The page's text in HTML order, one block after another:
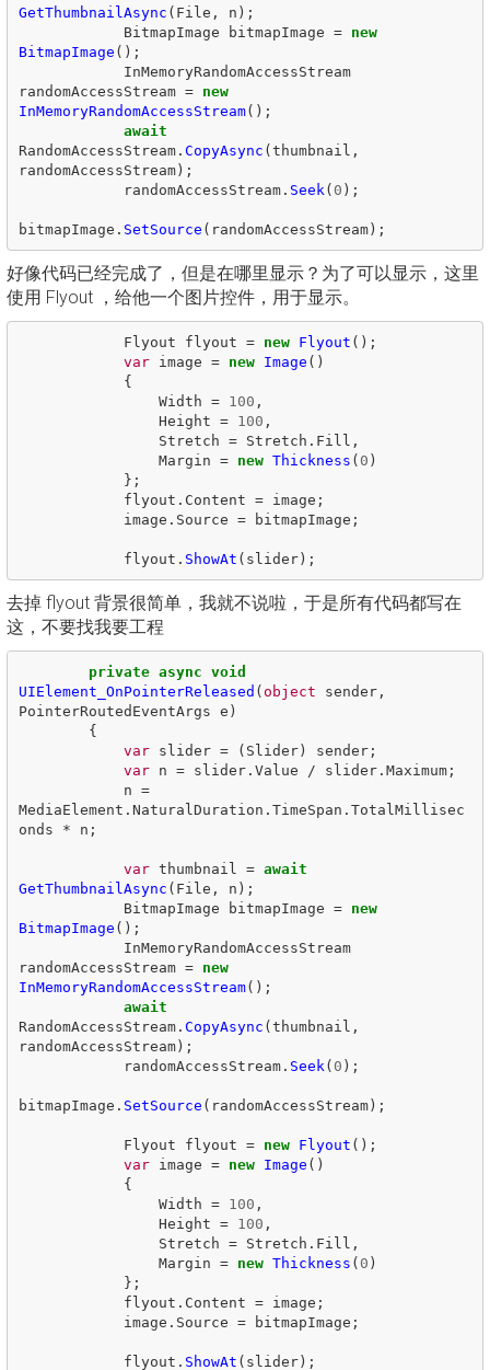
GetThumbnailAsync ( File , n );
BitmapImage
bitmapImage =
new
BitmapImage ();
InMemoryRandomAccessStream
randomAccessStream =
new
InMemoryRandomAccessStream();
await
RandomAccessStream. CopyAsync ( thumbnail ,
randomAccessStream);
randomAccessStream. Seek ( 0 );
bitmapImage . SetSource ( randomAccessStream);
好像代码已经完成了，但是在哪里显示？为了可以显示，这里
使用 Flyout ，给他一个图片控件，用于显示。
Flyout flyout = new Flyout ();
var
image = new Image ()
{
Width = 100 ,
Height = 100 ,
Stretch = Stretch . Fill ,
Margin = new Thickness ( 0 )
};
flyout . Content = image ;
image . Source = bitmapImage ;
flyout . ShowAt ( slider);
去掉 flyout 背景很简单，我就不说啦，于是所有代码都写在
这，不要找我要工程
private async void
UIElement_OnPointerReleased ( object sender,
PointerRoutedEventArgs e )
{
var
slider = ( Slider) sender;
var
n = slider. Value / slider. Maximum;
n =
MediaElement . NaturalDuration . TimeSpan . TotalMillisec
onds
* n ;
var thumbnail = await
GetThumbnailAsync ( File , n );
BitmapImage
bitmapImage =
new
BitmapImage ();
InMemoryRandomAccessStream
randomAccessStream =
new
InMemoryRandomAccessStream();
await
RandomAccessStream. CopyAsync ( thumbnail ,
randomAccessStream);
randomAccessStream. Seek ( 0 );
bitmapImage . SetSource ( randomAccessStream);
Flyout flyout = new Flyout ();
var
image = new Image ()
{
Width = 100 ,
Height = 100 ,
Stretch = Stretch . Fill ,
Margin = new Thickness ( 0 )
};
flyout . Content = image ;
image . Source = bitmapImage ;
flyout . ShowAt ( slider);